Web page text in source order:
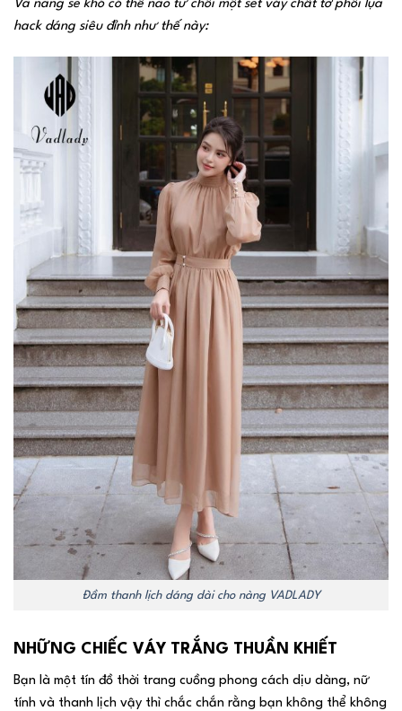
Và nàng sẽ khó có thể nào từ chối một set váy chất tơ phối lụa
hack dáng siêu đỉnh như thế này:
Đầm thanh lịch dáng dài cho nàng VADLADY
NHỮNG CHIẾC VÁY TRẮNG THUẦN KHIẾT
Bạn là một tín đồ thời trang cuồng phong cách dịu dàng, nữ
tính và thanh lịch vậy thì chắc chắn rằng bạn không thể không